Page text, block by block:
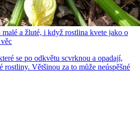
a žluté, i když rostlina kvete jako o
se po odkvětu scvrknou a opadají,
rostliny. Většinou za to může neúspěšné